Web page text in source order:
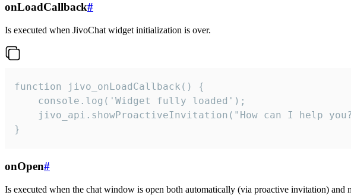
onLoadCallback#
Is executed when JivoChat widget initialization is over.
function jivo_onLoadCallback() {
    console.log('Widget fully loaded');
jivo_api.showProactiveInvitation("How can I help
}
onOpen#
Is executed when the chat window is open both automatically (via proactive invitation) and